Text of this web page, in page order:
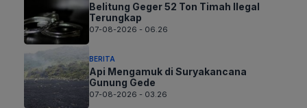
Belitung Geger 52 Ton Timah Ilegal
Terungkap
07-08-2026 - 06.26
BERITA
Api Mengamuk di Suryakancana
Gunung Gede
07-08-2026 - 03.26